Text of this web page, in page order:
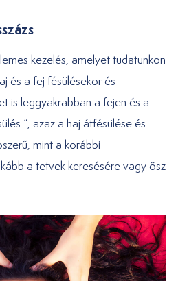
kezelés, amelyet tudatunkon
és a fej fésülésekor és
is leggyakrabban a fejen és a
“, azaz a haj átfésülése és
mint a korábbi
a tetvek keresésére vagy ősz